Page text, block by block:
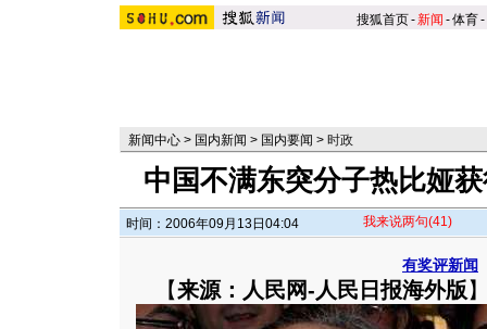
搜狐首页-新闻 -体育-
新闻中心 > 国内新闻 > 国内要闻 > 时政
中国不满东突分子热比娅
时间：2006年09月13日04:04 我来说两句(41)
有奖评新闻
【来源：人民网-人民日报海外版